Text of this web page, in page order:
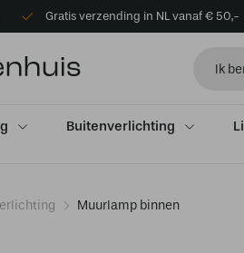
Gratis verzending in NL vanaf € 50,-
Buitenverlichting
Muurlamp binnen